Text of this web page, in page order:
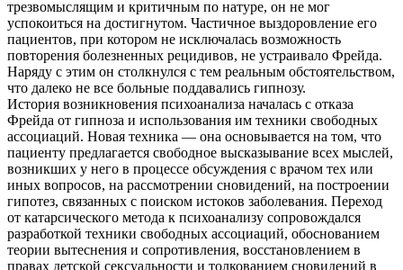
трезвомыслящим и критичным по натуре, он не мог
успокоиться на достигнутом. Частичное выздоровление его
пациентов, при котором не исключалась возможность
повторения болезненных рецидивов, не устраивало Фрейда.
Наряду с этим он столкнулся с тем реальным обстоятельством,
что далеко не все больные поддавались гипнозу.
История возникновения психоанализа началась с отказа
Фрейда от гипноза и использования им техники свободных
ассоциаций. Новая техника — она основывается на том, что
пациенту предлагается свободное высказывание всех мыслей,
возникших у него в процессе обсуждения с врачом тех или
иных вопросов, на рассмотрении сновидений, на построении
гипотез, связанных с поиском истоков заболевания. Переход
от катарсического метода к психоанализу сопровождался
разработкой техники свободных ассоциаций, обоснованием
теории вытеснения и сопротивления, восстановлением в
правах детской сексуальности и толкованием сновидений в